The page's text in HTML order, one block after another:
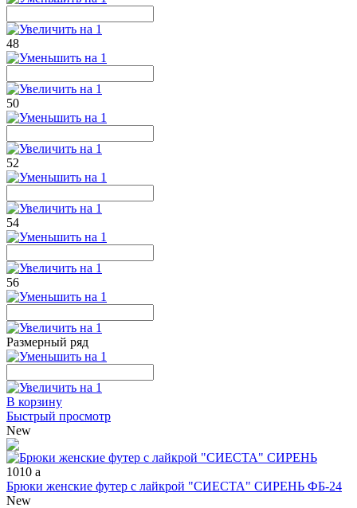
48
50
52
54
56
Размерный ряд
В корзину
Быстрый просмотр
New
1010 a
Брюки женские футер с лайкрой "СИЕСТА" СИРЕНЬ ФБ-24
New